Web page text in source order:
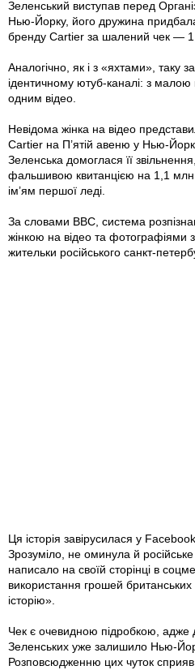
Зеленський виступав перед
Нью-Йорку, його дружина
бренду Cartier за шалений чек —
Аналогічно, як і з «яхтами», таку
ідентичному ютуб-каналі: з малою
одним відео.
Невідома жінка на відео
Cartier на П’ятій авеню у Нью-
Зеленська домоглася її
фальшивою квитанцією на 1,1 млн
ім’ям першої леді.
За словами BBC, система
жінкою на відео та фотографіями
жительки російського санкт-
Ця історія завірусилася у
Зрозуміло, не оминула й
написало на своїй сторінці в
використання грошей британських
історію».
Чек є очевидною підробкою,
Зеленських уже залишило Нью-
Розповсюдженню цих чуток